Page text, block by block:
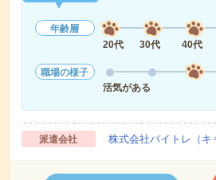
年齢層
20代
30代 40代
職場の様子
活気がある
派遣会社 株式会社バイトレ（キ